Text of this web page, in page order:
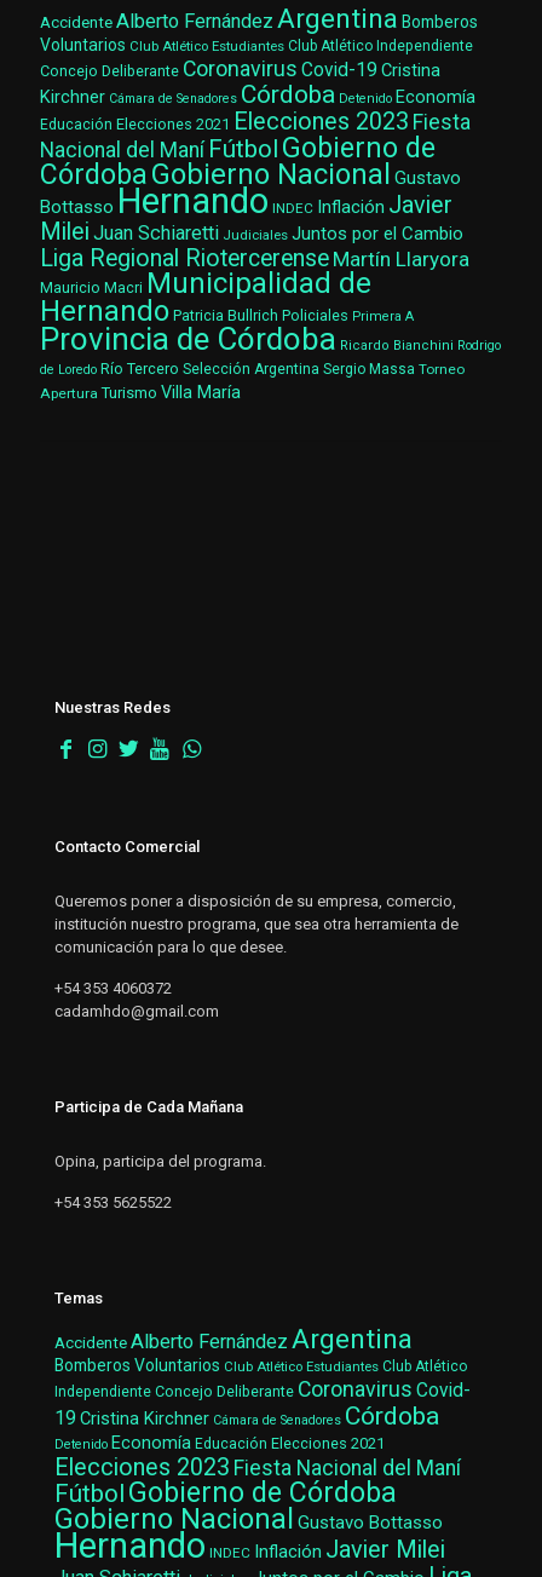
AccidenteAlberto Fernández Argentina Bomberos
Voluntarios Club Atlético Estudiantes Club Atlético Independiente
Concejo Deliberante Coronavirus Covid-19 Cristina
Kirchner Cámara de Senadores Córdoba Detenido Economía
Educación Elecciones 2021 Elecciones 2023 Fiesta
Nacional del Maní Fútbol Gobierno de
CórdobaGobierno Nacional Gustavo
Bottasso Hernando INDEC Inflación Javier
Milei Juan Schiaretti Judiciales Juntos por el Cambio
Liga Regional Riotercerense Martín Llaryora
Mauricio Macri Municipalidad de
Hernando Patricia Bullrich Policiales Primera A
Provincia de Córdoba Ricardo Bianchini Rodrigo
de Loredo Río Tercero Selección Argentina Sergio Massa Torneo
Apertura Turismo Villa María
Nuestras Redes
Contacto Comercial
Queremos poner a disposición de su empresa, comercio,
institución nuestro programa, que sea otra herramienta de
comunicación para lo que desee.
+54 353 4060372
cadamhdo@gmail.com
Participa de Cada Mañana
Opina, participa del programa.
+54 353 5625522
Temas
AccidenteAlberto Fernández Argentina
Bomberos Voluntarios Club Atlético Estudiantes Club Atlético
Independiente Concejo Deliberante Coronavirus Covid-
19 Cristina Kirchner Cámara de Senadores Córdoba
Detenido Economía Educación Elecciones 2021
Elecciones 2023 Fiesta Nacional del Maní
Fútbol Gobierno de Córdoba
Gobierno Nacional Gustavo Bottasso
Hernando INDEC Inflación Javier Milei